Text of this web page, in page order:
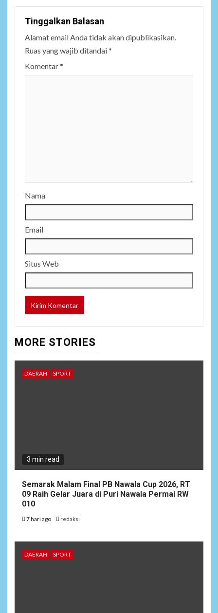
Tinggalkan Balasan
Alamat email Anda tidak akan dipublikasikan.
Ruas yang wajib ditandai*
Komentar*
Nama
Email
Situs Web
MORE STORIES
DAERAH SPORT
3 min read
Semarak Malam Final PB Nawala Cup 2026, RT
09 Raih Gelar Juara di Puri Nawala Permai RW
010
7 hari ago redaksi
DAERAH SPORT